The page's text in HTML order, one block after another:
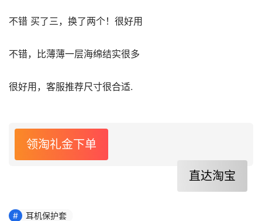
不错 买了三，换了两个！很好用
不错，比薄薄一层海绵结实很多
很好用，客服推荐尺寸很合适.
领淘礼金下单
直达淘宝
耳机保护套